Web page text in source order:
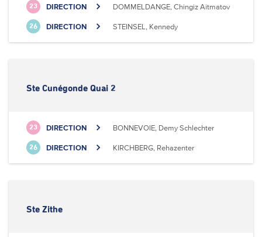
23 DIRECTION DOMMELDANGE, Chingiz Aitmatov
26 DIRECTION STEINSEL, Kennedy
Ste Cunégonde Quai 2
23 DIRECTION BONNEVOIE, Demy Schlechter
26 DIRECTION KIRCHBERG, Rehazenter
Ste Zithe